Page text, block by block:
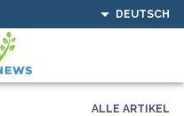
DEUTSCH
ALLE ARTIKEL